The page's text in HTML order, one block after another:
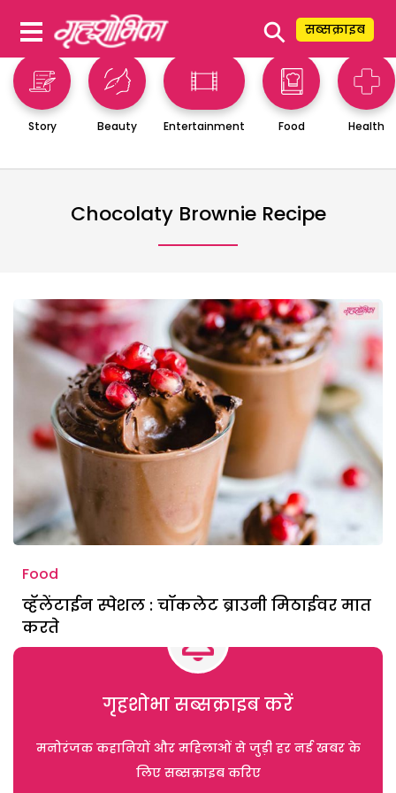
⚲ सब्सक्राइब
Story Beauty Entertainment Food Health
Chocolaty Brownie Recipe
Food
व्हॅलेंटाईन स्पेशल : चॉकलेट ब्राउनी मिठाईवर मात
करते
गृहशोभा सब्सक्राइब करें
मनोरंजक कहानियों और महिलाओं से जुड़ी हर नई खबर के
लिए सब्सक्राइब करिए